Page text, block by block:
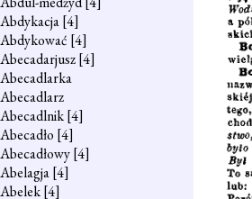
Abdykacja[4]
Abdykować [4]
Abecadarjusz[4]
Abecadlarka
Abecadlarz
Abecadlnik[4]
Abecadło [4]
Abecadłowy[4]
Abelagja[4]
Abelek[4]